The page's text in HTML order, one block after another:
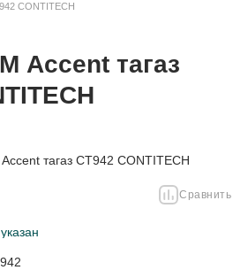
CONTITECH
Accent тагаз
Сравнить